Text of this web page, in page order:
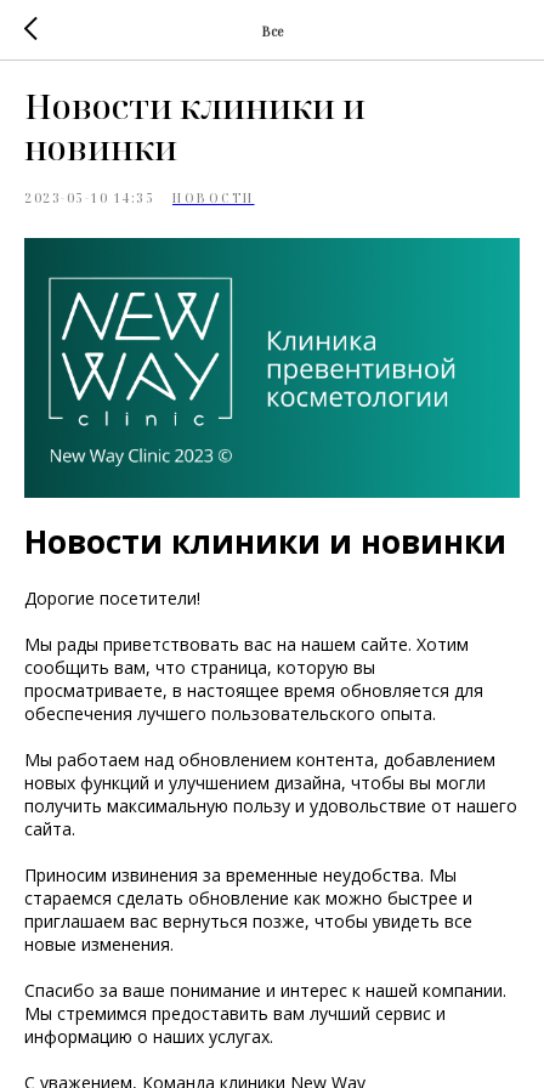
Все
Новости клиники и
новинки
2023-05-10 14:35 НОВОСТИ
Новости клиники и новинки
Дорогие посетители!
Мы рады приветствовать вас на нашем сайте. Хотим
сообщить вам, что страница, которую вы
просматриваете, в настоящее время обновляется для
обеспечения лучшего пользовательского опыта.
Мы работаем над обновлением контента, добавлением
новых функций и улучшением дизайна, чтобы вы могли
получить максимальную пользу и удовольствие от нашего
сайта.
Приносим извинения за временные неудобства. Мы
стараемся сделать обновление как можно быстрее и
приглашаем вас вернуться позже, чтобы увидеть все
новые изменения.
Спасибо за ваше понимание и интерес к нашей компании.
Мы стремимся предоставить вам лучший сервис и
информацию о наших услугах.
С уважением, Команда клиники New Way